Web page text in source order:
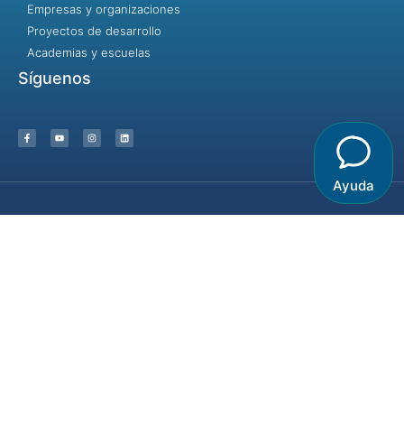
Empresas y organizaciones
Proyectos de desarrollo
Academias y escuelas
Síguenos
Ayuda